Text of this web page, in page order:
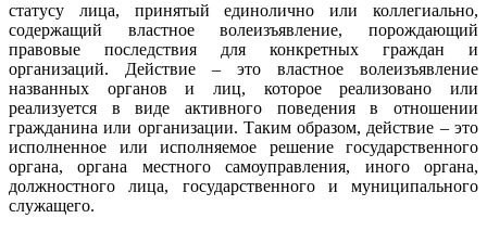
статусу лица, принятый единолично или коллегиально,
содержащий властное волеизъявление, порождающий
правовые последствия для конкретных граждан и
организаций. Действие – это властное волеизъявление
названных органов и лиц, которое реализовано или
реализуется в виде активного поведения в отношении
гражданина или организации. Таким образом, действие – это
исполненное или исполняемое решение государственного
органа, органа местного самоуправления, иного органа,
должностного лица, государственного и муниципального
служащего.